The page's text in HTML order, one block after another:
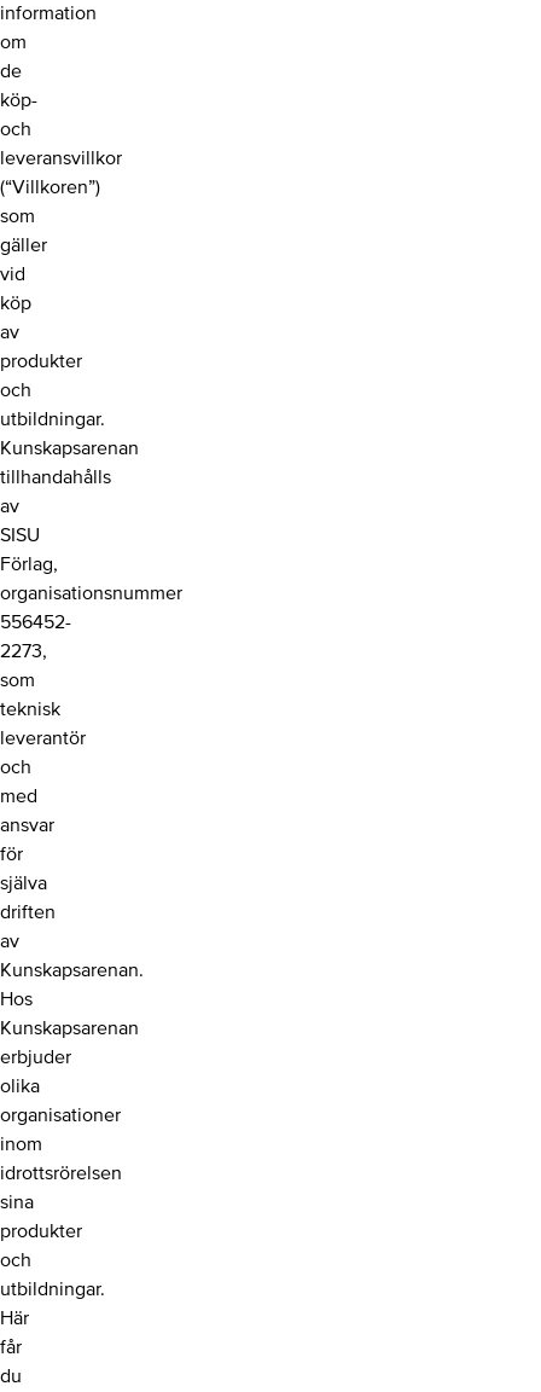
information
om
de
köp-
och
leveransvillkor
(“Villkoren”)
som
gäller
vid
köp
av
produkter
och
utbildningar.
Kunskapsarenan
tillhandahålls
av
SISU
Förlag,
organisationsnummer
556452-
2273,
som
teknisk
leverantör
och
med
ansvar
för
själva
driften
av
Kunskapsarenan.
Hos
Kunskapsarenan
erbjuder
olika
organisationer
inom
idrottsrörelsen
sina
produkter
och
utbildningar.
Här
får
du